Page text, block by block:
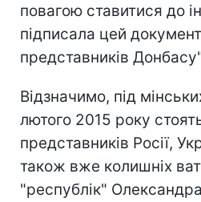
повагою ставитися до
підписала цей
представників
Відзначимо, під
лютого 2015 року
представників Росії,
також вже колишніх
"республік"